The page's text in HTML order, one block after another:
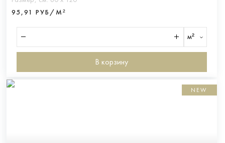
95,91 РУБ/М²
м²
В корзину
NEW